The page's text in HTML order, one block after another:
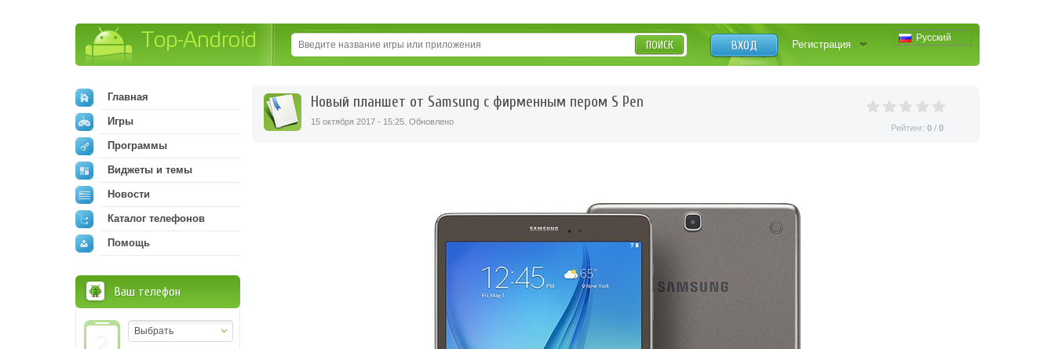
Русский
ВХОД Регистрация
ПОИСК
Рейтинг: 0/ 0
Новый планшет от Samsung с фирменным пером S Pen
15 октября 2017 - 15:25. Обновлено
Главная
Игры
Программы
Виджеты и темы
Новости
Каталог телефонов
Помощь
Ваш телефон
Выбрать